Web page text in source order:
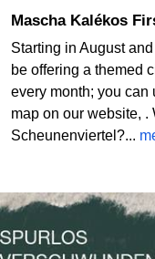
Mascha Kalékos
Starting in August
be offering a themed
every month; you can
map on our website,
Scheunenviertel?...